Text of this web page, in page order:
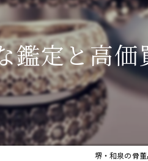
鑑定と高
堺・和泉の骨